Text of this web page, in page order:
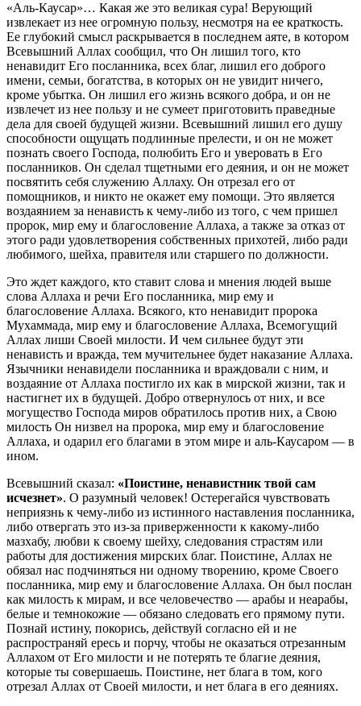
«Аль-Каусар»… Какая же это великая сура! Верующий
извлекает из нее огромную пользу, несмотря на ее краткость.
Ее глубокий смысл раскрывается в последнем аяте, в котором
Всевышний Аллах сообщил, что Он лишил того, кто
ненавидит Его посланника, всех благ, лишил его доброго
имени, семьи, богатства, в которых он не увидит ничего,
кроме убытка. Он лишил его жизнь всякого добра, и он не
извлечет из нее пользу и не сумеет приготовить праведные
дела для своей будущей жизни. Всевышний лишил его душу
способности ощущать подлинные прелести, и он не может
познать своего Господа, полюбить Его и уверовать в Его
посланников. Он сделал тщетными его деяния, и он не может
посвятить себя служению Аллаху. Он отрезал его от
помощников, и никто не окажет ему помощи. Это является
воздаянием за ненависть к чему-либо из того, с чем пришел
пророк, мир ему и благословение Аллаха, а также за отказ от
этого ради удовлетворения собственных прихотей, либо ради
любимого, шейха, правителя или старшего по должности.
Это ждет каждого, кто ставит слова и мнения людей выше
слова Аллаха и речи Его посланника, мир ему и
благословение Аллаха. Всякого, кто ненавидит пророка
Мухаммада, мир ему и благословение Аллаха, Всемогущий
Аллах лиши Своей милости. И чем сильнее будут эти
ненависть и вражда, тем мучительнее будет наказание Аллаха.
Язычники ненавидели посланника и враждовали с ним, и
воздаяние от Аллаха постигло их как в мирской жизни, так и
настигнет их в будущей. Добро отвернулось от них, и все
могущество Господа миров обратилось против них, а Свою
милость Он низвел на пророка, мир ему и благословение
Аллаха, и одарил его благами в этом мире и аль-Каусаром — в
ином.
Всевышний сказал: «Поистине, ненавистник твой сам
исчезнет». О разумный человек! Остерегайся чувствовать
неприязнь к чему-либо из истинного наставления посланника,
либо отвергать это из-за приверженности к какому-либо
мазхабу, любви к своему шейху, следования страстям или
работы для достижения мирских благ. Поистине, Аллах не
обязал нас подчиняться ни одному творению, кроме Своего
посланника, мир ему и благословение Аллаха. Он был послан
как милость к мирам, и все человечество — арабы и неарабы,
белые и темнокожие — обязано следовать его прямому пути.
Познай истину, покорись, действуй согласно ей и не
распространяй ересь и порчу, чтобы не оказаться отрезанным
Аллахом от Его милости и не потерять те благие деяния,
которые ты совершаешь. Поистине, нет блага в том, кого
отрезал Аллах от Своей милости, и нет блага в его деяниях.